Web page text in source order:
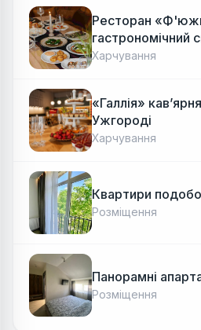
Ресторан
гастрономічний
Авторська
Харчування
«Галлія»
Ужгороді
Харчування
Квартири
Розміщення
Панорамні
Розміщення